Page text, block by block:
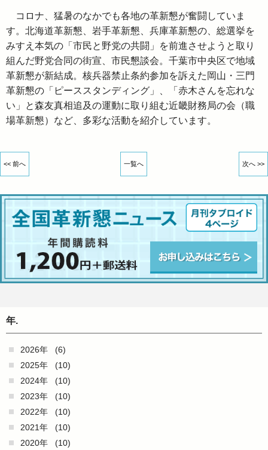
コロナ、猛暑のなかでも各地の革新懇が奮闘していま
す。北海道革新懇、岩手革新懇、兵庫革新懇の、総選挙を
みすえ本気の「市民と野党の共闘」を前進させようと取り
組んだ野党合同の街宣、市民懇談会。千葉市中央区で地域
革新懇が新結成。核兵器禁止条約参加を訴えた岡山・三門
革新懇の「ピーススタンディング」、「赤木さんを忘れな
い」と森友真相追及の運動に取り組む近畿財務局の会（職
場革新懇）など、多彩な活動を紹介しています。
<< 前へ 一覧へ 次へ >>
年.
2026年
(6)
2025年
(10)
2024年
(10)
2023年
(10)
2022年
(10)
2021年
(10)
2020年
(10)